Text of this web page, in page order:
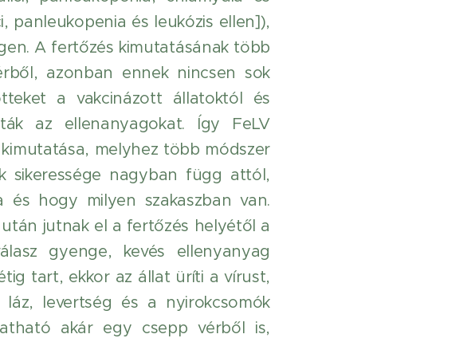
panleukopenia és leukózis ellen]),
A fertőzés kimutatásának több
azonban ennek nincsen sok
a vakcinázott állatoktól és
az ellenanyagokat. Így FeLV
melyhez több módszer
sikeressége nagyban függ attól,
hogy milyen szakaszban van.
jutnak el a fertőzés helyétől a
gyenge, kevés ellenyanyag
tart, ekkor az állat üríti a vírust,
levertség és a nyirokcsomók
akár egy csepp vérből is,